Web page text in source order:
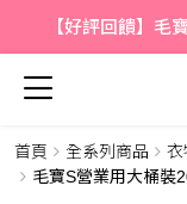
【好評回饋】毛
首頁 全系列商品 衣
毛寶S營業用大桶裝